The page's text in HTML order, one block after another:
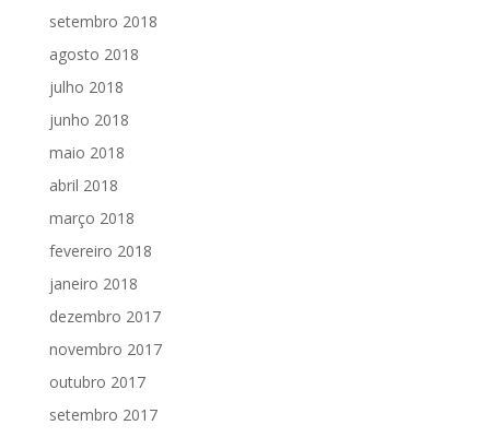
setembro 2018
agosto 2018
julho 2018
junho 2018
maio 2018
abril 2018
março 2018
fevereiro 2018
janeiro 2018
dezembro 2017
novembro 2017
outubro 2017
setembro 2017